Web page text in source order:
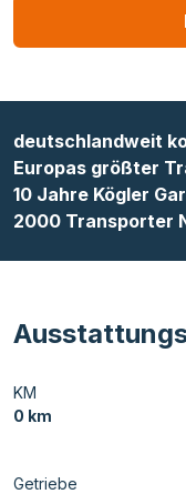
deutschlandweit
Europas größter
10 Jahre Kögler
2000 Transporter
KM
0 km
Getriebe